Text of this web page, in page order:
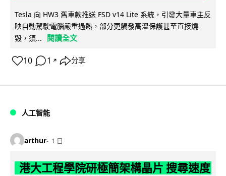
Tesla 向 HW3 舊車款推送 FSD v14 Lite 系統，引發大量車主反
映自動駕駛電腦嚴重過熱，部分更觸發高溫保護甚至直接燒
毀，須...
閱讀全文
10 1 ↗ 分享
人工智能
arthur 1 日
港大工程學院研極簡架構晶片 搜尋速度